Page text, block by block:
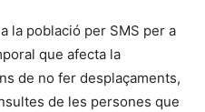
la població per SMS per a
que afecta la
de no fer desplaçaments,
de les persones que